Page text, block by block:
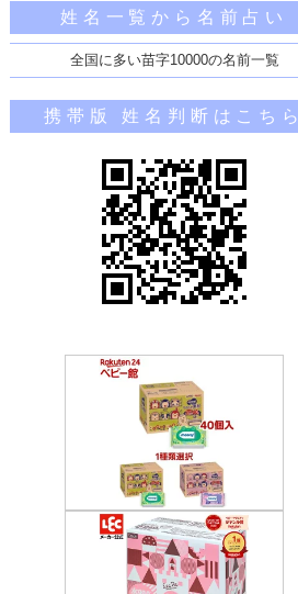
姓名一覧から名前占い
全国に多い苗字10000の名前一覧
携帯版 姓名判断はこちら